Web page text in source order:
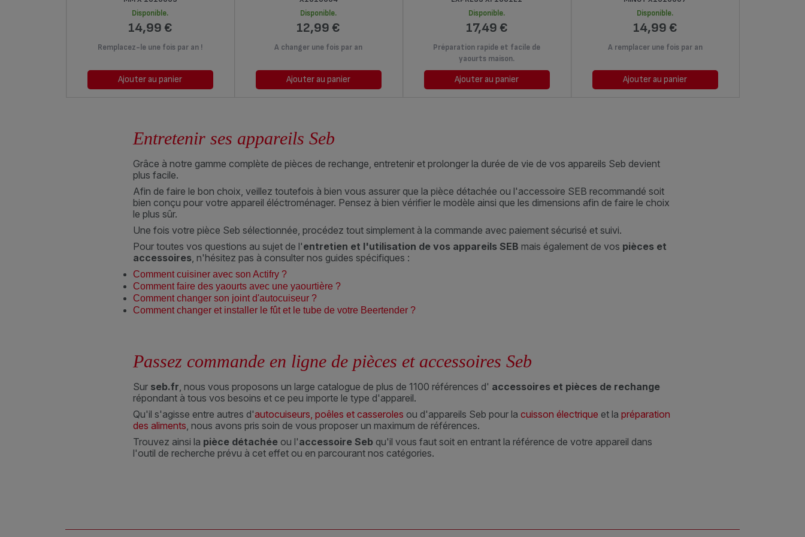
Disponible.
14,99 €
Remplacez-le une fois par an !
Ajouter au panier
Disponible.
12,99 €
A changer une fois par an
Ajouter au panier
Disponible.
17,49 €
Préparation rapide et facile de
yaourts maison.
Ajouter au panier
Disponible.
14,99 €
A remplacer une fois par an
Ajouter au panier
Entretenir ses appareils Seb
Grâce à notre gamme complète de pièces de rechange, entretenir et prolonger la durée de vie de vos appareils Seb devient
plus facile.
Afin de faire le bon choix, veillez toutefois à bien vous assurer que la pièce détachée ou l'accessoire SEB recommandé soit
bien conçu pour votre appareil éléctroménager. Pensez à bien vérifier le modèle ainsi que les dimensions afin de faire le choix
le plus sûr.
Une fois votre pièce Seb sélectionnée, procédez tout simplement à la commande avec paiement sécurisé et suivi.
Pour toutes vos questions au sujet de l'entretien et l'utilisation de vos appareils SEB mais également de vos pièces et
accessoires, n'hésitez pas à consulter nos guides spécifiques :
Comment cuisiner avec son Actifry ?
Comment faire des yaourts avec une yaourtière ?
Comment changer son joint d'autocuiseur ?
Comment changer et installer le fût et le tube de votre Beertender ?
Passez commande en ligne de pièces et accessoires Seb
Sur seb.fr, nous vous proposons un large catalogue de plus de 1100 références d' accessoires et pièces de rechange
répondant à tous vos besoins et ce peu importe le type d'appareil.
Qu'il s'agisse entre autres d'autocuiseurs, poêles et casseroles ou d'appareils Seb pour la cuisson électrique et la préparation
des aliments, nous avons pris soin de vous proposer un maximum de références.
Trouvez ainsi la pièce détachée ou l'accessoire Seb qu'il vous faut soit en entrant la référence de votre appareil dans
l'outil de recherche prévu à cet effet ou en parcourant nos catégories.